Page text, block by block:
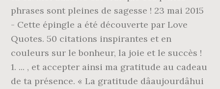
phrases sont pleines de sagesse ! 23 mai 2015
- Cette épingle a été découverte par Love
Quotes. 50 citations inspirantes et en
couleurs sur le bonheur, la joie et le succès !
1. ... , et accepter ainsi ma gratitude au cadeau
de ta présence. « La gratitude dâaujourdâhui